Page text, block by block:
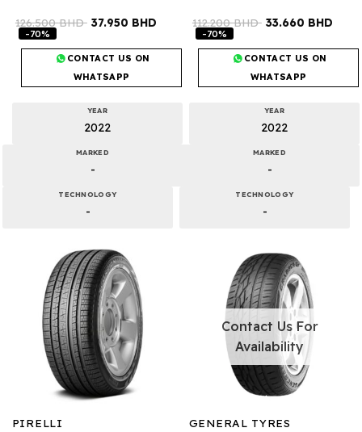
112.200BHD 33.660 BHD
-70%
CONTACT US ON
WHATSAPP
YEAR
2022
MARKED
-
TECHNOLOGY
-
126.500BHD 37.950 BHD
-70%
CONTACT US ON
WHATSAPP
YEAR
2022
MARKED
-
TECHNOLOGY
-
Contact Us For
Availability
GENERAL TYRES
PIRELLI